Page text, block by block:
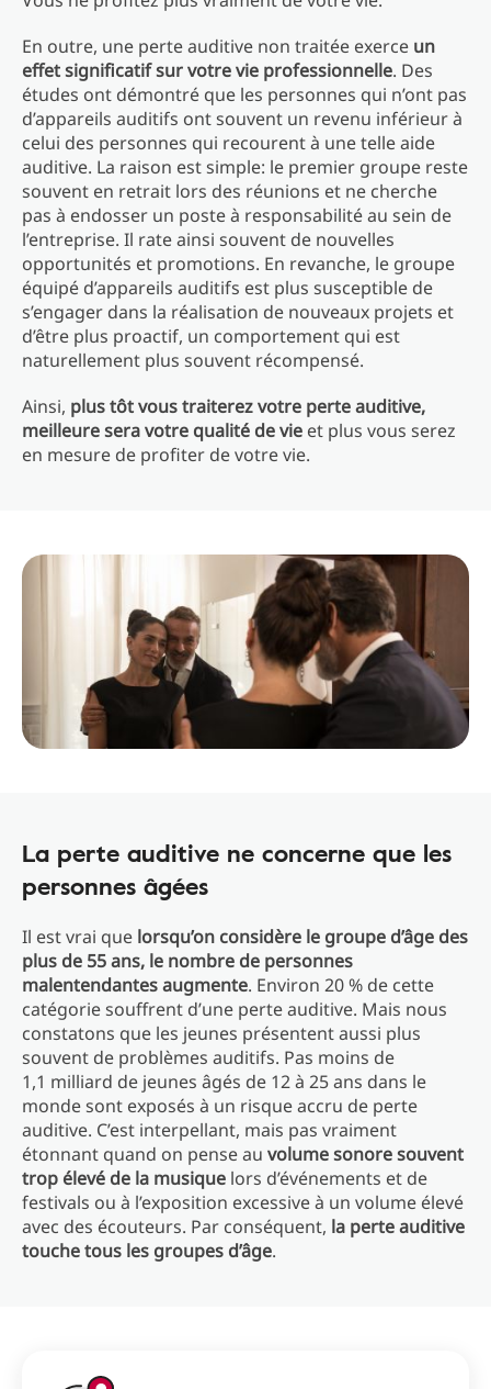
En outre, une perte auditive non traitée exerce un
effet significatif sur votre vie professionnelle. Des
études ont démontré que les personnes qui n’ont pas
d’appareils auditifs ont souvent un revenu inférieur à
celui des personnes qui recourent à une telle aide
auditive. La raison est simple: le premier groupe reste
souvent en retrait lors des réunions et ne cherche
pas à endosser un poste à responsabilité au sein de
l’entreprise. Il rate ainsi souvent de nouvelles
opportunités et promotions. En revanche, le groupe
équipé d’appareils auditifs est plus susceptible de
s’engager dans la réalisation de nouveaux projets et
d’être plus proactif, un comportement qui est
naturellement plus souvent récompensé.
Ainsi, plus tôt vous traiterez votre perte auditive,
meilleure sera votre qualité de vie et plus vous serez
en mesure de profiter de votre vie.
La perte auditive ne concerne que les
personnes âgées
Il est vrai que lorsqu’on considère le groupe d’âge des
plus de 55 ans, le nombre de personnes
malentendantes augmente. Environ 20 % de cette
catégorie souffrent d’une perte auditive. Mais nous
constatons que les jeunes présentent aussi plus
souvent de problèmes auditifs. Pas moins de
1,1 milliard de jeunes âgés de 12 à 25 ans dans le
monde sont exposés à un risque accru de perte
auditive. C’est interpellant, mais pas vraiment
étonnant quand on pense au volume sonore souvent
trop élevé de la musique lors d’événements et de
festivals ou à l’exposition excessive à un volume élevé
avec des écouteurs. Par conséquent, la perte auditive
touche tous les groupes d’âge.